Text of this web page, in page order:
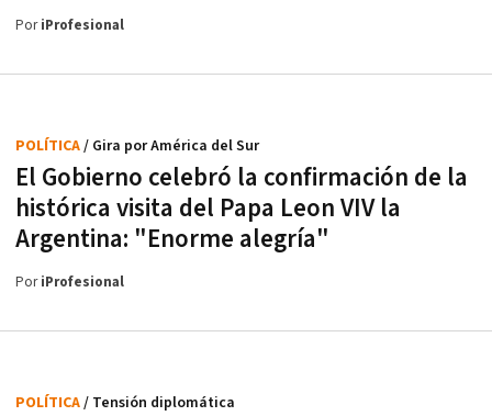
PoriProfesional
El Gobierno celebró la confirmación de la
histórica visita del Papa Leon VIV la
Argentina: "Enorme alegría"
POLÍTICA/ Gira por América del Sur
PoriProfesional
POLÍTICA/ Tensión diplomática